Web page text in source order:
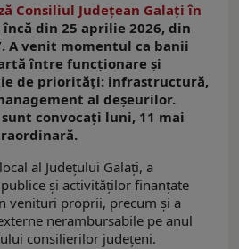
Consiliul Județean Galați în
din 25 aprilie 2026, din
A venit momentul ca banii
între funcţionare şi
de priorităţi: infrastructură,
al deşeurilor.
convocaţi luni, 11 mai
al Judeţului Galaţi, a
şi activităţilor finanţate
venituri proprii, precum și a
nerambursabile pe anul
consilierilor judeţeni.